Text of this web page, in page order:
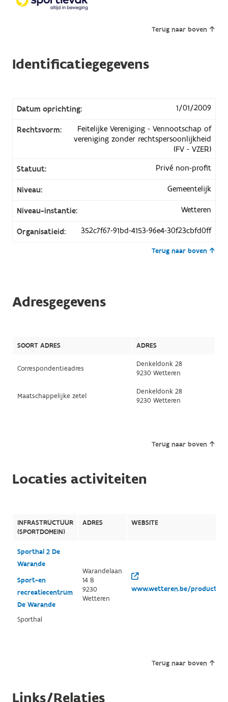
Terug naar boven
Identificatiegegevens
Datum oprichting: 1/01/2009
Rechtsvorm:
Feitelijke Vereniging - Vennootschap of
vereniging zonder rechtspersoonlijkheid
(FV - VZER)
Statuut:
Privé non-profit
Niveau: Gemeentelijk
Niveau-instantie: Wetteren
Organisatieid: 352c7f67-91bd-4153-96e4-30f23cbfd0ff
Terug naar boven
Adresgegevens
SOORT ADRES ADRES
Correspondentieadres
Denkeldonk 28
9230 Wetteren
Maatschappelijke zetel
Denkeldonk 28
9230 Wetteren
Terug naar boven
Locaties activiteiten
INFRASTRUCTUUR
(SPORTDOMEIN)
ADRES WEBSITE
Sporthal 2 De
Warande
Sport-en
recreatiecentrum
De Warande
Sporthal
Warandelaan
14 B
9230
Wetteren
www.wetteren.be/
Terug naar boven